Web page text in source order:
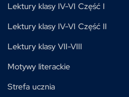
Lektury klasy IV-VI Część I
Lektury klasy IV-VI Część II
Lektury klasy VII-VIII
Motywy literackie
Strefa ucznia